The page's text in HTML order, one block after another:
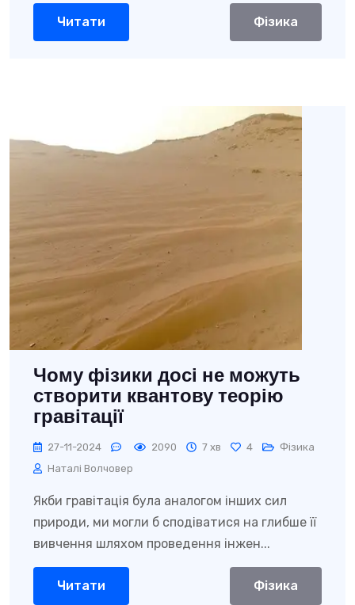
Читати Фізика
Чому фізики досі не можуть
створити квантову теорію
гравітації
27-11-2024 2090 7 хв 4
Фізика
Наталі Волчовер
Якби гравітація була аналогом інших сил
природи, ми могли б сподіватися на глибше її
вивчення шляхом проведення інжен...
Читати Фізика